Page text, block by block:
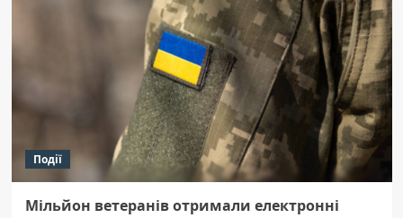
Події
Мільйон ветеранів отримали електронні